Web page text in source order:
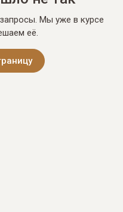
Мы уже в курсе
её.